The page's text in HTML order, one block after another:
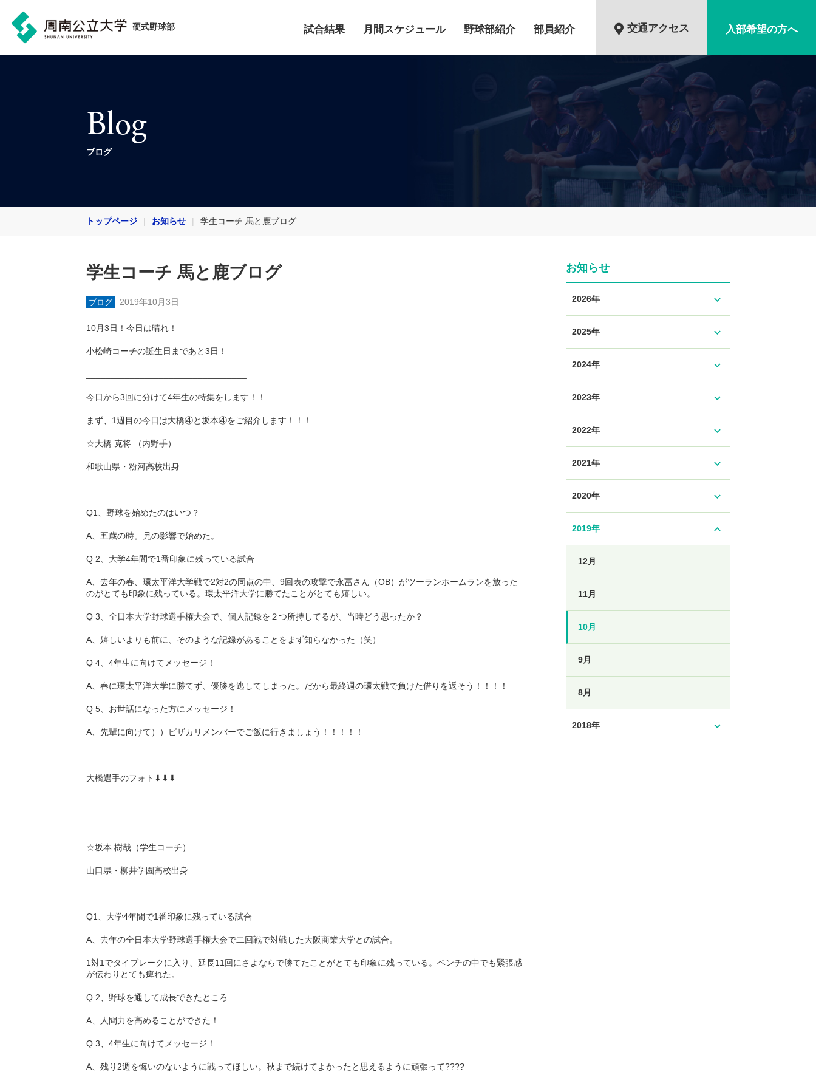
硬式野球部 試合結果 月間スケジュール 野球部紹介 部員紹介 交通アクセス 入部希望の方へ
Blog
ブログ
トップページ お知らせ 学生コーチ 馬と鹿ブログ
学生コーチ 馬と鹿ブログ
ブログ 2019年10月3日
10月3日！今日は晴れ！
小松崎コーチの誕生日まであと3日！
今日から3回に分けて4年生の特集をします！！
まず、1週目の今日は大橋④と坂本④をご紹介します！！！
☆大橋 克将 （内野手）
和歌山県・粉河高校出身
Q1、野球を始めたのはいつ？
A、五歳の時。兄の影響で始めた。
Q 2、大学4年間で1番印象に残っている試合
A、去年の春、環太平洋大学戦で2対2の同点の中、9回表の攻撃で永冨さん（OB）がツーランホームランを放った
のがとても印象に残っている。環太平洋大学に勝てたことがとても嬉しい。
Q 3、全日本大学野球選手権大会で、個人記録を２つ所持してるが、当時どう思ったか？
A、嬉しいよりも前に、そのような記録があることをまず知らなかった（笑）
Q 4、4年生に向けてメッセージ！
A、春に環太平洋大学に勝てず、優勝を逃してしまった。だから最終週の環太戦で負けた借りを返そう！！！！
Q 5、お世話になった方にメッセージ！
A、先輩に向けて））ピザカリメンバーでご飯に行きましょう！！！！！
大橋選手のフォト⬇︎⬇︎⬇︎
☆坂本 樹哉（学生コーチ）
山口県・柳井学園高校出身
Q1、大学4年間で1番印象に残っている試合
A、去年の全日本大学野球選手権大会で二回戦で対戦した大阪商業大学との試合。
1対1でタイブレークに入り、延長11回にさよならで勝てたことがとても印象に残っている。ベンチの中でも緊張感
が伝わりとても痺れた。
Q 2、野球を通して成長できたところ
A、人間力を高めることができた！
Q 3、4年生に向けてメッセージ！
A、残り2週を悔いのないように戦ってほしい。秋まで続けてよかったと思えるように頑張って????
お知らせ
2026年 expand_more
2025年 expand_more
2024年 expand_more
2023年 expand_more
2022年 expand_more
2021年 expand_more
2020年 expand_more
2019年 expand_less
12月
11月
10月
9月
8月
2018年 expand_more